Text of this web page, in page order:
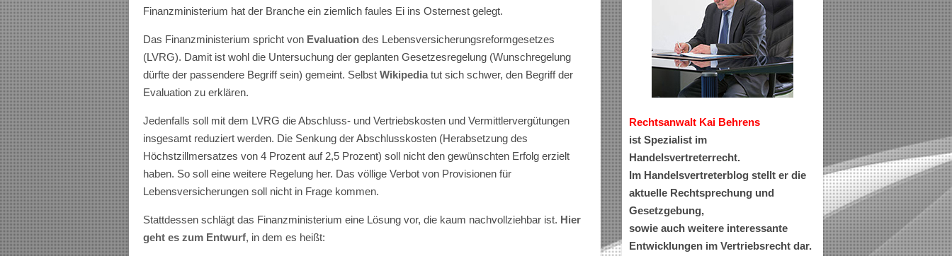
Finanzministerium hat der Branche ein ziemlich faules Ei ins Osternest gelegt.
Das Finanzministerium spricht von Evaluation des Lebensversicherungsreformgesetzes
(LVRG). Damit ist wohl die Untersuchung der geplanten Gesetzesregelung (Wunschregelung
dürfte der passendere Begriff sein) gemeint. SelbstWikipedia tut sich schwer, den Begriff der
Evaluation zu erklären.
Jedenfalls soll mit dem LVRG die Abschluss- und Vertriebskosten und Vermittlervergütungen
insgesamt reduziert werden. Die Senkung der Abschlusskosten (Herabsetzung des
Höchstzillmersatzes von 4 Prozent auf 2,5 Prozent) soll nicht den gewünschten Erfolg erzielt
haben. So soll eine weitere Regelung her. Das völlige Verbot von Provisionen für
Lebensversicherungen soll nicht in Frage kommen.
Stattdessen schlägt das Finanzministerium eine Lösung vor, die kaum nachvollziehbar ist. Hier
geht es zum Entwurf, in dem es heißt:
Rechtsanwalt Kai Behrens
ist Spezialist im
Handelsvertreterrecht.
Im Handelsvertreterblog stellt er die
aktuelle Rechtsprechung und
Gesetzgebung,
sowie auch weitere interessante
Entwicklungen im Vertriebsrecht dar.